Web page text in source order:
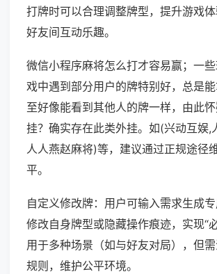
打牌时可以合理调整牌型，提升游戏
好友间互动乐趣。
微信小程序麻将怎么打才容易赢；一
戏中遇到部分用户的牌特别好，总是
至好像能看到其他人的牌一样，由此
挂？确实存在此类外挂。如(兴动互娱,
人人燕赵麻将)等，建议通过正规途径
平。
自定义修改牌：用户可输入需求生成专
修改自身牌型或隐藏操作痕迹，实现“
用于多种场景（如与好友对局），但
规则，维护公平环境。